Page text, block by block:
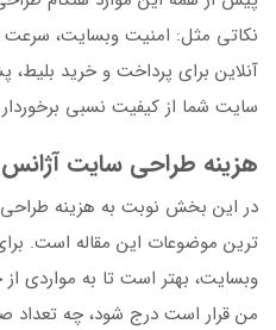
نکاتی مثل: امنیت وبسایت،
آنلاین برای پرداخت و خرید بلیط،
سایت شما از کیفیت نسبی
هزینه طراحی سایت آژانس
در این بخش نوبت به هزینه
ترین موضوعات این مقاله است.
وبسایت، بهتر است تا به مواردی
من قرار است درج شود، چه تعداد